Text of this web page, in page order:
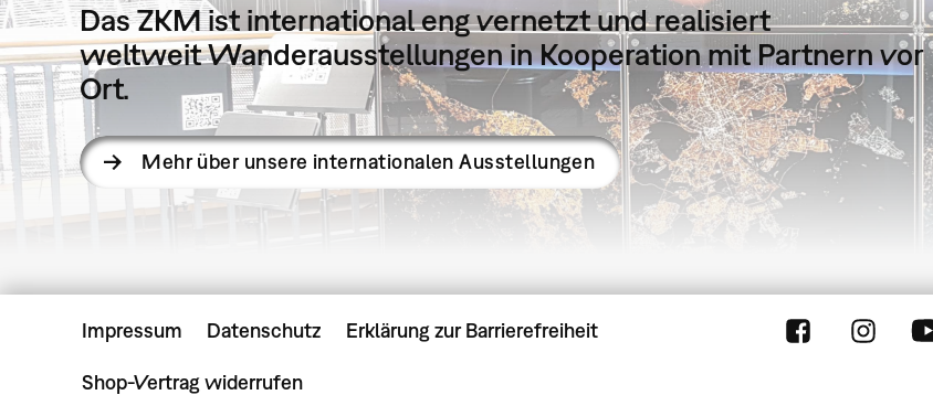
Das ZKM ist international eng vernetzt und realisiert
weltweit Wanderausstellungen in Kooperation mit Partnern vor
Ort.
Mehr über unsere internationalen Ausstellungen
Impressum Datenschutz Erklärung zur Barrierefreiheit
Shop-Vertrag widerrufen